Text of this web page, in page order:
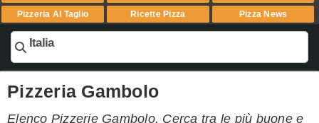
Pizzeria Al Taglio
Ricette Pizza Pizza News
Italia
Pizzeria Gambolo
Elenco Pizzerie Gambolo. Cerca tra le più buone e